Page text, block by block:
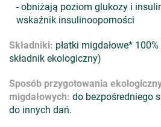
- obniżają poziom glukozy i
wskaźnik insulinooporności
Składniki: płatki migdałowe*
składnik ekologiczny)
Sposób przygotowania
migdałowych: do bezpośredniego
do innych dań.